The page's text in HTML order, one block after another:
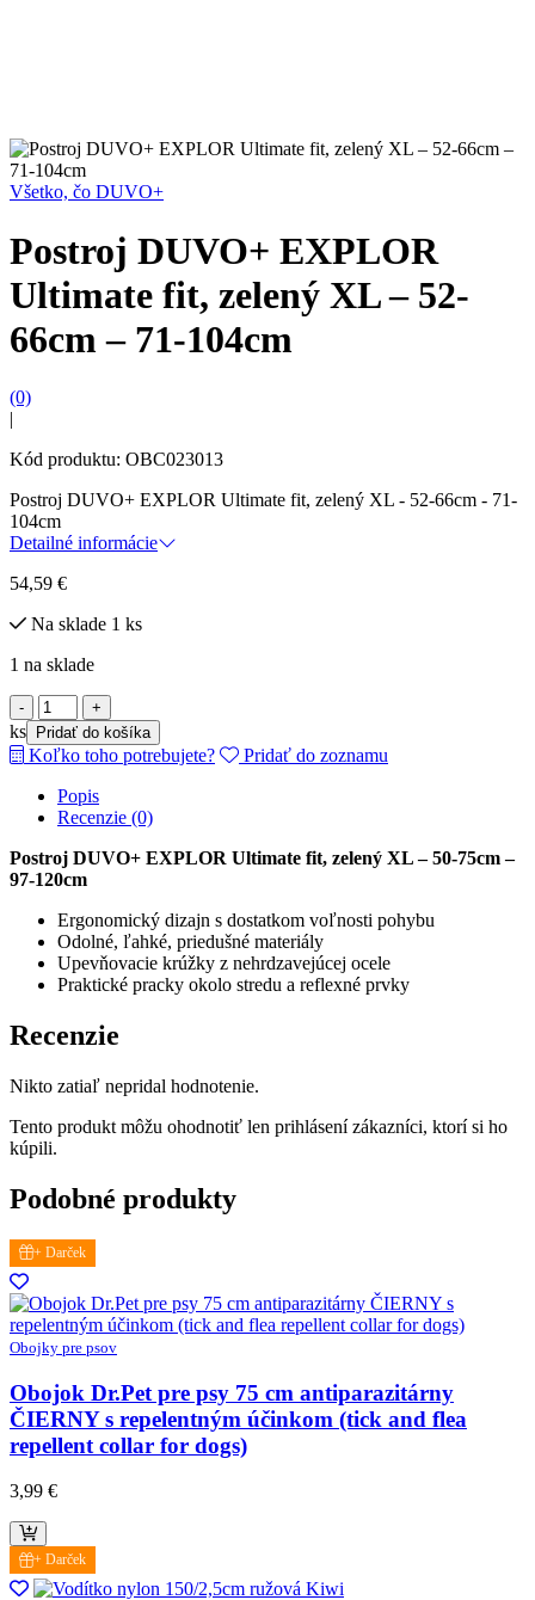
Všetko, čo DUVO+
Postroj DUVO+ EXPLOR
Ultimate fit, zelený XL – 52-
66cm – 71-104cm
(0)
|
Kód produktu: OBC023013
Postroj DUVO+ EXPLOR Ultimate fit, zelený XL - 52-66cm - 71-
104cm
Detailné informácie
54,59 €
Na sklade 1 ks
1 na sklade
množstvo
Postroj
DUVO+
EXPLOR
Ultimate
XL
-
66cm
104cm
ks Pridať do košíka
Koľko toho potrebujete?
Pridať do zoznamu
Popis
Recenzie (0)
Postroj DUVO+ EXPLOR Ultimate fit, zelený XL – 50-75cm –
97-120cm
Ergonomický dizajn s dostatkom voľnosti pohybu
Odolné, ľahké, priedušné materiály
Upevňovacie krúžky z nehrdzavejúcej ocele
Praktické pracky okolo stredu a reflexné prvky
Recenzie
Nikto zatiaľ nepridal hodnotenie.
Tento produkt môžu ohodnotiť len prihlásení zákazníci, ktorí si ho
kúpili.
Podobné produkty
+ Darček
Obojky pre psov
Obojok Dr.Pet pre psy 75 cm antiparazitárny
ČIERNY s repelentným účinkom (tick and flea
repellent collar for dogs)
3,99 €
+ Darček